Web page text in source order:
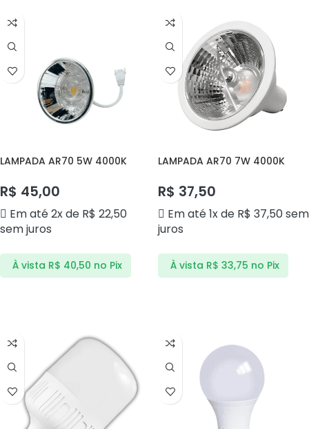
LAMPADA AR70 5W 4000K
R$ 45,00
Em até 2x de R$ 22,50
sem juros
À vista R$ 40,50 no Pix
LAMPADA AR70 7W 4000K
R$ 37,50
Em até 1x de R$ 37,50sem
juros
À vista R$ 33,75 no Pix